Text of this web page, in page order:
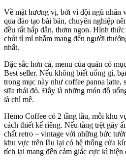
Về mặt hương vị, bởi vì đội ngũ nhân
qua đào tạo bài bản, chuyên nghiệp
đều rất hấp dẫn, thơm ngon. Hình
chút tỉ mỉ nhằm mang đến người
nhất.
Đặc sắc hơn cả, menu của quán có
Best seller. Nếu không biết uống gì,
trong mục này như coffee panna latte,
sữa thái đỏ. Đây là những món đồ
là chỉ mê.
Hemo Coffee có 2 tầng lầu, mỗi khu
cách thiết kế riêng. Nếu tầng trệt gây
chất retro – vintage với những bức
khu vực trên lầu lại có hệ thống cửa
tích lại mang đến cảm giác cực kì hiện